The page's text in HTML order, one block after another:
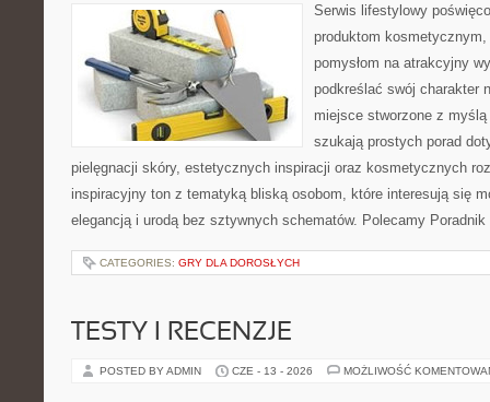
Serwis lifestylowy
produktom
pomysłom na atrakcyjny
podkreślać swój charakter
miejsce stworzone z
szukają prostych porad
pielęgnacji skóry, estetycznych inspiracji oraz kosmetycznych
inspiracyjny ton z tematyką bliską osobom, które interesują się
elegancją i urodą bez sztywnych schematów. Polecamy
CATEGORIES: GRY DLA DOROSŁYCH
TESTY I RECENZJE
POSTED BY ADMIN CZE - 13 - 2026 MOŻLIWOŚĆ